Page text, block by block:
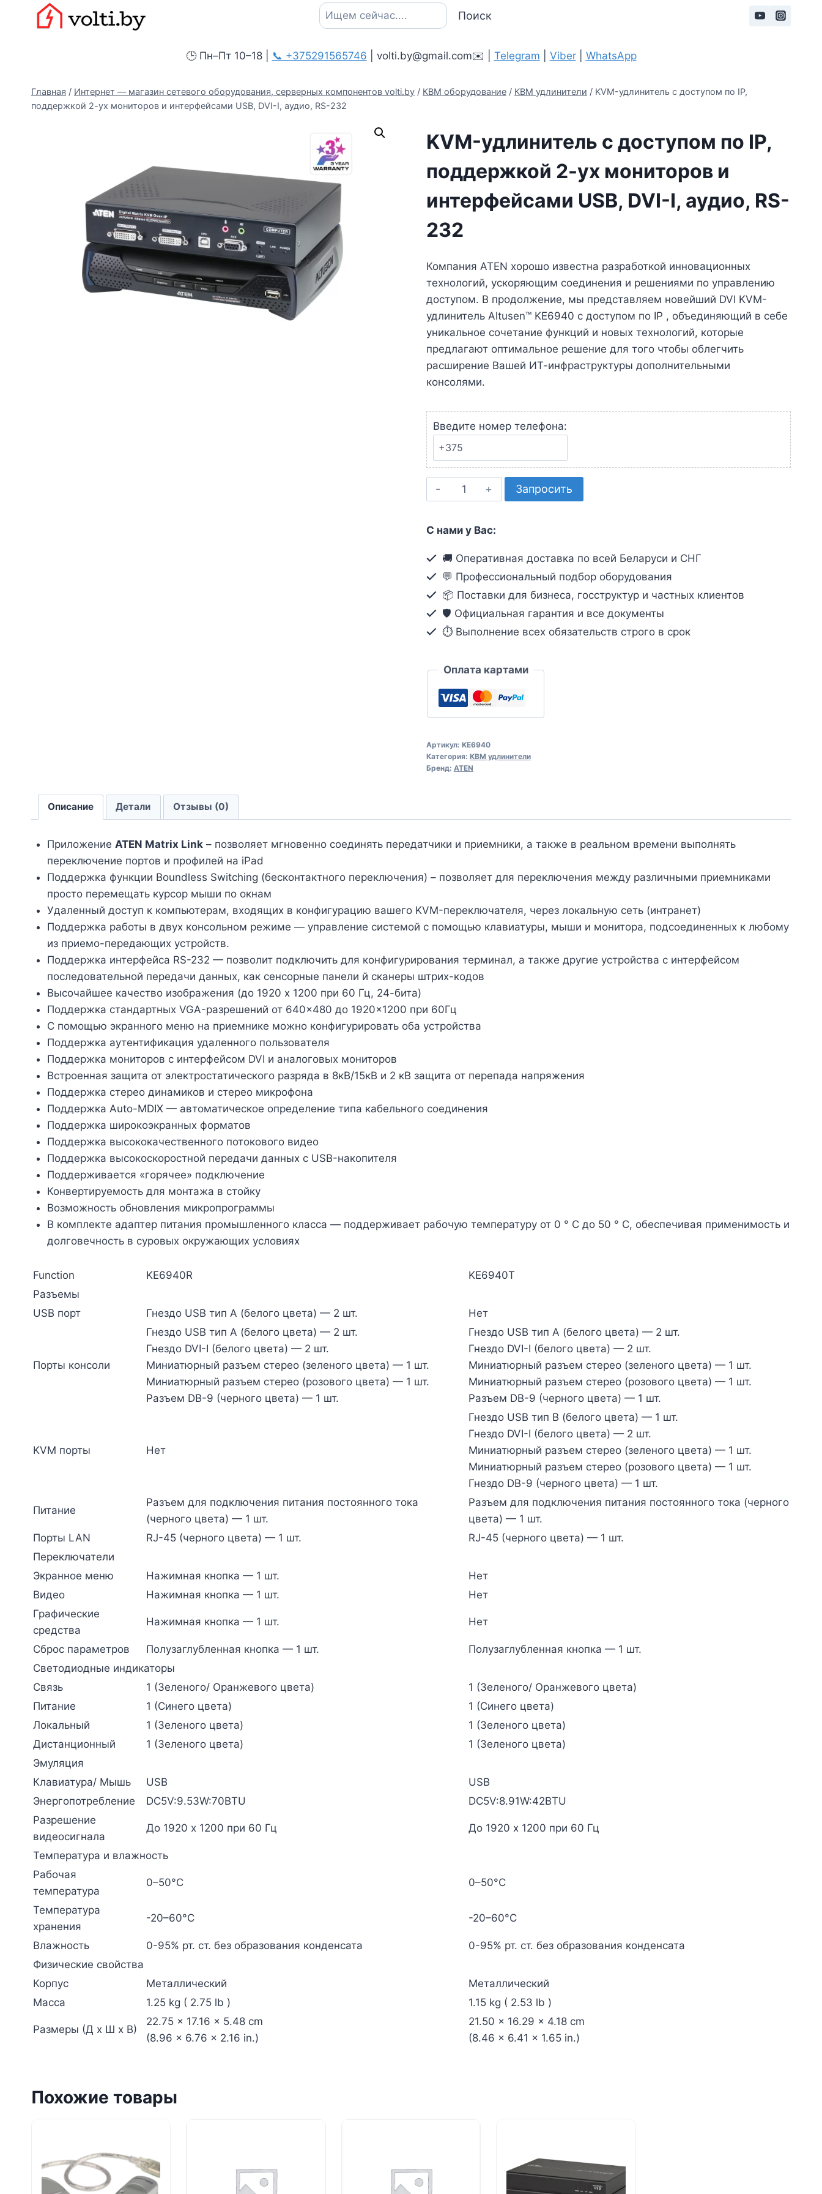
Перейти
Поиск
🕒 Пн–Пт 10–18 | 📞 +375291565746 | volti.by@gmail.com✉️ | Telegram Viber| WhatsApp
Главная / Интернет — магазин сетевого оборудования, серверных компонентов volti.by / КВМ оборудование / КВМ удлинители / KVM-удлинитель с доступом по IP,
поддержкой 2-ух мониторов и интерфейсами USB, DVI-I, аудио, RS-232
KVM-удлинитель с доступом по IP,
поддержкой 2-ух мониторов и
интерфейсами USB, DVI-I, аудио, RS-
232
Компания ATEN хорошо известна разработкой инновационных
технологий, ускоряющим соединения и решениями по управлению
доступом. В продолжение, мы представляем новейший DVI KVM-
удлинитель Altusen™ KE6940 с доступом по IP , объединяющий в себе
уникальное сочетание функций и новых технологий, которые
предлагают оптимальное решение для того чтобы облегчить
расширение Вашей ИТ-инфраструктуры дополнительными
консолями.
Введите номер телефона:
Количество
товара
удлинитель
доступом
по
IP,
поддержкой
2-
мониторов
интерфейсами
USB,
I,
аудио,
Запросить
С нами у Вас:
🚚 Оперативная доставка по всей Беларуси и СНГ
💬 Профессиональный подбор оборудования
📦 Поставки для бизнеса, госструктур и частных клиентов
🛡️ Официальная гарантия и все документы
⏱ Выполнение всех обязательств строго в срок
Оплата картами
Артикул: KE6940
Категория: КВМ удлинители
Бренд: ATEN
Описание Детали Отзывы (0)
Приложение ATEN Matrix Link– позволяет мгновенно соединять передатчики и приемники, а также в реальном времени выполнять
переключение портов и профилей на iPad
Поддержка функции Boundless Switching (бесконтактного переключения) – позволяет для переключения между различными приемниками
просто перемещать курсор мыши по окнам
Удаленный доступ к компьютерам, входящих в конфигурацию вашего KVM-переключателя, через локальную сеть (интранет)
Поддержка работы в двух консольном режиме — управление системой с помощью клавиатуры, мыши и монитора, подсоединенных к любому
из приемо-передающих устройств.
Поддержка интерфейса RS-232 — позволит подключить для конфигурирования терминал, а также другие устройства с интерфейсом
последовательной передачи данных, как сенсорные панели й сканеры штрих-кодов
Высочайшее качество изображения (до 1920 x 1200 при 60 Гц, 24-бита)
Поддержка стандартных VGA-разрешений от 640×480 до 1920×1200 при 60Гц
С помощью экранного меню на приемнике можно конфигурировать оба устройства
Поддержка аутентификация удаленного пользователя
Поддержка мониторов с интерфейсом DVI и аналоговых мониторов
Встроенная защита от электростатического разряда в 8кВ/15кВ и 2 кВ защита от перепада напряжения
Поддержка стерео динамиков и стерео микрофона
Поддержка Auto-MDIX — автоматическое определение типа кабельного соединения
Поддержка широкоэкранных форматов
Поддержка высококачественного потокового видео
Поддержка высокоскоростной передачи данных с USB-накопителя
Поддерживается «горячее» подключение
Конвертируемость для монтажа в стойку
Возможность обновления микропрограммы
В комплекте адаптер питания промышленного класса — поддерживает рабочую температуру от 0 ° C до 50 ° C, обеспечивая применимость и
долговечность в суровых окружающих условиях
Function KE6940R
KE6940T
Разъемы
USB порт
Гнездо USB тип А (белого цвета) — 2 шт. Нет
Порты консоли
Гнездо USB тип А (белого цвета) — 2 шт.
Гнездо DVI-I (белого цвета) — 2 шт.
Миниатюрный разъем стерео (зеленого цвета) — 1 шт.
Миниатюрный разъем стерео (розового цвета) — 1 шт.
Разъем DB-9 (черного цвета) — 1 шт.
Гнездо USB тип А (белого цвета) — 2 шт.
Гнездо DVI-I (белого цвета) — 2 шт.
Миниатюрный разъем стерео (зеленого цвета) — 1 шт.
Миниатюрный разъем стерео (розового цвета) — 1 шт.
Разъем DB-9 (черного цвета) — 1 шт.
KVM порты Нет
Гнездо USB тип В (белого цвета) — 1 шт.
Гнездо DVI-I (белого цвета) — 2 шт.
Миниатюрный разъем стерео (зеленого цвета) — 1 шт.
Миниатюрный разъем стерео (розового цвета) — 1 шт.
Гнездо DB-9 (черного цвета) — 1 шт.
Питание
Разъем для подключения питания постоянного тока
(черного цвета) — 1 шт.
Разъем для подключения питания постоянного тока (черного
цвета) — 1 шт.
Порты LAN
RJ-45 (черного цвета) — 1 шт.
RJ-45 (черного цвета) — 1 шт.
Переключатели
Экранное меню
Нажимная кнопка — 1 шт.
Нет
Видео
Нажимная кнопка — 1 шт.
Нет
Графические
средства
Нажимная кнопка — 1 шт. Нет
Сброс параметров Полузаглубленная кнопка — 1 шт.
Полузаглубленная кнопка — 1 шт.
Светодиодные индикаторы
Связь
1 (Зеленого/ Оранжевого цвета)
1 (Зеленого/ Оранжевого цвета)
Питание
1 (Синего цвета)
1 (Синего цвета)
Локальный
1 (Зеленого цвета)
1 (Зеленого цвета)
Дистанционный
1 (Зеленого цвета)
1 (Зеленого цвета)
Эмуляция
Клавиатура/ Мышь
USB
USB
Энергопотребление
DC5V:9.53W:70BTU
DC5V:8.91W:42BTU
Разрешение
видеосигнала
До 1920 x 1200 при 60 Гц До 1920 x 1200 при 60 Гц
Температура и влажность
Рабочая
температура
0–50°C 0–50°C
Температура
хранения
-20–60°C -20–60°C
Влажность 0-95% рт. ст. без образования конденсата
0-95% рт. ст. без образования конденсата
Физические свойства
Корпус
Металлический
Металлический
Масса
1.25 kg ( 2.75 lb ) 1.15 kg ( 2.53 lb )
Размеры (Д х Ш х В)
22.75 x 17.16 x 5.48 cm
(8.96 x 6.76 x 2.16 in.)
21.50 x 16.29 x 4.18 cm
(8.46 x 6.41 x 1.65 in.)
Похожие товары